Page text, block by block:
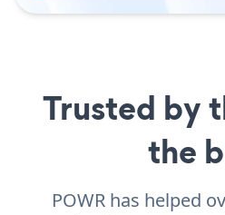
Trusted by
the
POWR has helped